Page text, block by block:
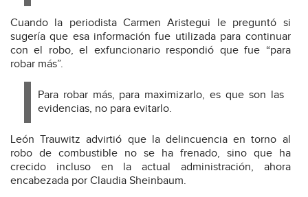
Cuando la periodista Carmen Aristegui le preguntó si
sugería que esa información fue utilizada para continuar
con el robo, el exfuncionario respondió que fue “para
robar más”.
Para robar más, para maximizarlo, es que son las
evidencias, no para evitarlo.
León Trauwitz advirtió que la delincuencia en torno al
robo de combustible no se ha frenado, sino que ha
crecido incluso en la actual administración, ahora
encabezada por Claudia Sheinbaum.